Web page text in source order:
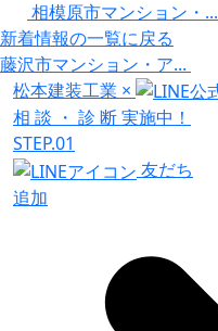
相模原市マンション・...
新着情報の一覧に戻る
藤沢市マンション・ア...
松本建装工業 ×
相 談 ・ 診 断実施中！
STEP.01
友だち
追加